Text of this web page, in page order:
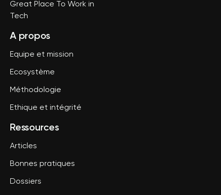
Great Place To Work in
Tech
A propos
Equipe et mission
Ecosystème
Méthodologie
Ethique et intégrité
Ressources
Articles
Bonnes pratiques
Dossiers